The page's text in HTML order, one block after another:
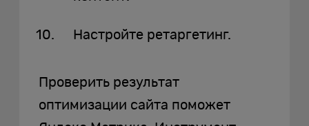
Настройте ретаргетинг.
Проверить результат
оптимизации сайта поможет